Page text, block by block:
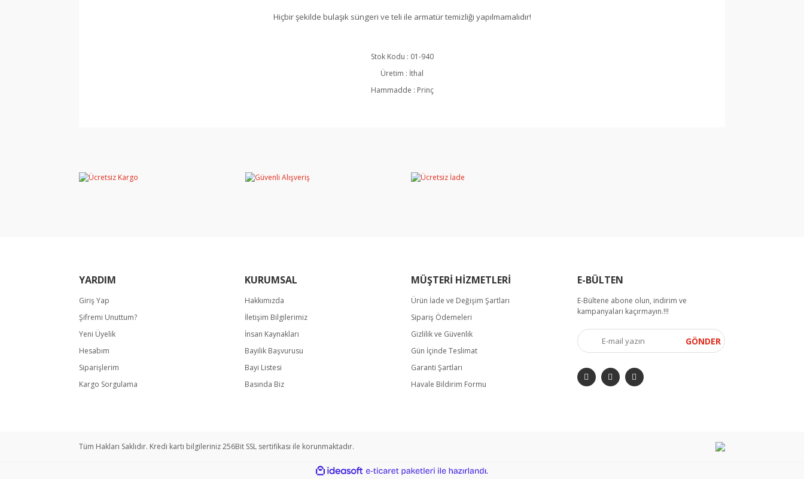
Hiçbir şekilde bulaşık süngeri ve teli ile armatür temizliği yapılmamalıdır!
Stok Kodu : 01-940
Üretim : İthal
Hammadde : Prinç
Yorum Yaz
Ürün resmi kalitesiz, bozuk veya görüntülenemiyor.
Gönder
YARDIM
Giriş Yap
Şifremi Unuttum?
Yeni Üyelik
Hesabım
Siparişlerim
Kargo Sorgulama
KURUMSAL
Hakkımızda
İletişim Bilgilerimiz
İnsan Kaynakları
Bayilik Başvurusu
Bayi Listesi
Basında Biz
MÜŞTERİ HİZMETLERİ
Ürün İade ve Değişim Şartları
Sipariş Ödemeleri
Gizlilik ve Güvenlik
Gün İçinde Teslimat
Garanti Şartları
Havale Bildirim Formu
E-BÜLTEN
E-Bültene abone olun, indirim ve
kampanyaları kaçırmayın.!!!
GÖNDER
Tüm Hakları Saklıdır. Kredi kartı bilgileriniz 256Bit SSL sertifikası ile korunmaktadır.
ideasoft
e-